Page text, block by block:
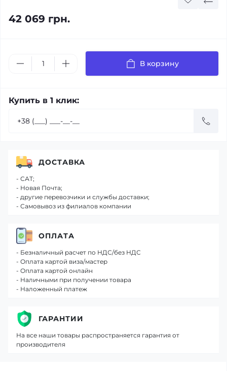
42 069 грн.
В корзину
Купить в 1 клик:
ДОСТАВКА
- САТ;
- Новая Почта;
- другие перевозчики и службы доставки;
- Самовывоз из филиалов компании
ОПЛАТА
- Безналичный расчет по НДС/без НДС
- Оплата картой виза/мастер
- Оплата картой онлайн
- Наличными при получении товара
- Наложенный платеж
ГАРАНТИИ
На все наши товары распространяется гарантия от
производителя